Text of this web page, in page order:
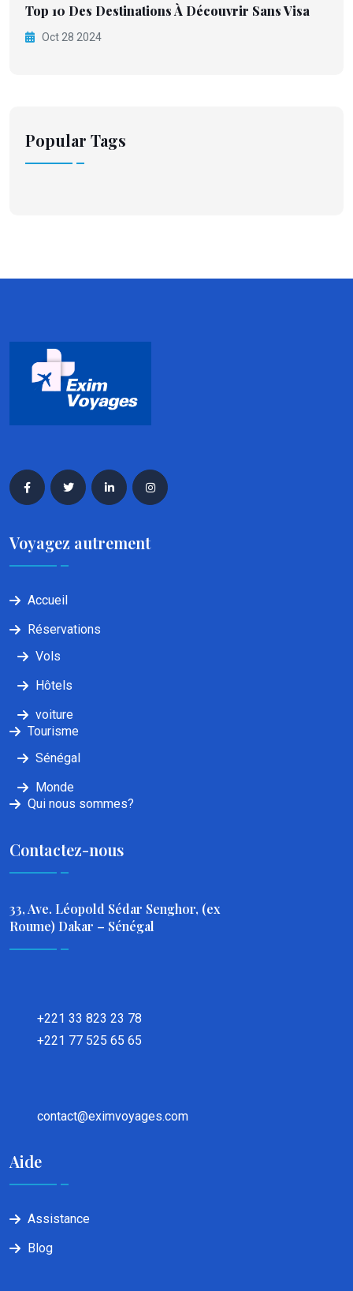
Top 10 Des Destinations À Découvrir Sans Visa
Oct 28 2024
Popular Tags
Voyagez autrement
Accueil
Réservations
Vols
Hôtels
voiture
Tourisme
Sénégal
Monde
Qui nous sommes?
Contactez-nous
33, Ave. Léopold Sédar Senghor, (ex
Roume) Dakar – Sénégal
+221 33 823 23 78
+221 77 525 65 65
contact@eximvoyages.com
Aide
Assistance
Blog